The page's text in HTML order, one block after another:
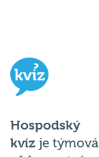
Hospodský
kvíz je týmová